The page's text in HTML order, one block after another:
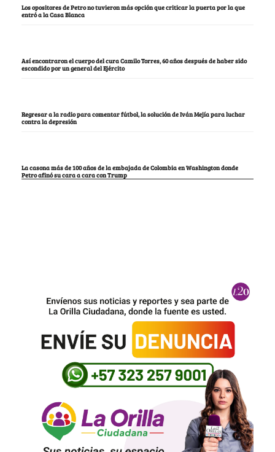
Los opositores de Petro no tuvieron más opción que criticar la puerta por la que
entró a la Casa Blanca
Así encontraron el cuerpo del cura Camilo Torres, 60 años después de haber sido
escondido por un general del Ejército
Regresar a la radio para comentar fútbol, la solución de Iván Mejía para luchar
contra la depresión
La casona más de 100 años de la embajada de Colombia en Washington donde
Petro afinó su cara a cara con Trump